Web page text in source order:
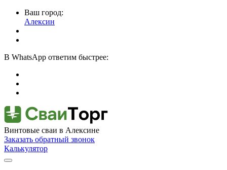
Ваш город:
Алексин
В WhatsApp ответим быстрее:
Винтовые сваи в Алексине
Заказать обратный звонок
Калькулятор